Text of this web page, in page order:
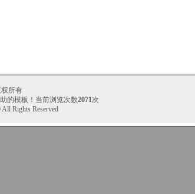
权所有
的模板！当前浏览次数2071次
Rights Reserved